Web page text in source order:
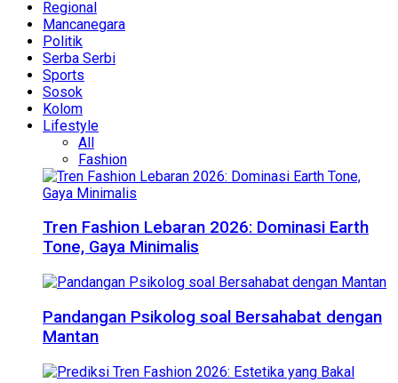
Regional
Mancanegara
Politik
Serba Serbi
Sports
Sosok
Kolom
Lifestyle
All
Fashion
Tren Fashion Lebaran 2026: Dominasi Earth
Tone, Gaya Minimalis
Pandangan Psikolog soal Bersahabat dengan
Mantan